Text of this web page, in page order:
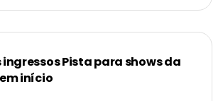
Pista para shows da
início